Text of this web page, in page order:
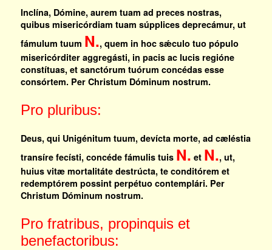
Inclína, Dómine, aurem tuam ad preces nostras,
quibus misericórdiam tuam súpplices deprecámur, ut
fámulum tuum N., quem in hoc sǽculo tuo pópulo
misericórditer aggregásti, in pacis ac lucis regióne
constítuas, et sanctórum tuórum concédas esse
consórtem. Per Christum Dóminum nostrum.
Pro pluribus:
Deus, qui Unigénitum tuum, devícta morte, ad cæléstia
transíre fecísti, concéde fámulis tuis N. et N., ut,
huius vitæ mortalitáte destrúcta, te conditórem et
redemptórem possint perpétuo contemplári. Per
Christum Dóminum nostrum.
Pro fratribus, propinquis et
benefactoribus: